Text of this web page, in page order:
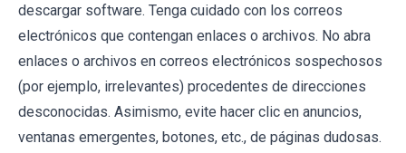
descargar software. Tenga cuidado con los correos
electrónicos que contengan enlaces o archivos. No abra
enlaces o archivos en correos electrónicos sospechosos
(por ejemplo, irrelevantes) procedentes de direcciones
desconocidas. Asimismo, evite hacer clic en anuncios,
ventanas emergentes, botones, etc., de páginas dudosas.